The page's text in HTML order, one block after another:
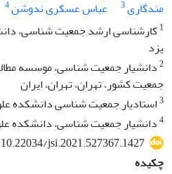
مندگاری3 عباس عسکری ندوشن4
1کارشناسی ارشد جمعیت شناسی،
یزد
2دانشیار جمعیت شناسی، موسسه
جمعیت کشور، تهران، تهران، ایران
3استادیار جمعیت شناسی دانشکده
4دانشیار جمعیت شناسی، دانشکده
jsi.2021.527367.1427
چکیده